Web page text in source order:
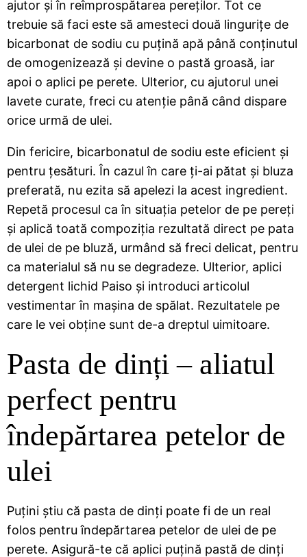
ajutor și în reîmprospătarea pereților. Tot ce
trebuie să faci este să amesteci două lingurițe de
bicarbonat de sodiu cu puțină apă până conținutul
de omogenizează și devine o pastă groasă, iar
apoi o aplici pe perete. Ulterior, cu ajutorul unei
lavete curate, freci cu atenție până când dispare
orice urmă de ulei.
Din fericire, bicarbonatul de sodiu este eficient și
pentru țesături. În cazul în care ți-ai pătat și bluza
preferată, nu ezita să apelezi la acest ingredient.
Repetă procesul ca în situația petelor de pe pereți
și aplică toată compoziția rezultată direct pe pata
de ulei de pe bluză, urmând să freci delicat, pentru
ca materialul să nu se degradeze. Ulterior, aplici
detergent lichid Paiso și introduci articolul
vestimentar în mașina de spălat. Rezultatele pe
care le vei obține sunt de-a dreptul uimitoare.
Pasta de dinți – aliatul
perfect pentru
îndepărtarea petelor de
ulei
Puțini știu că pasta de dinți poate fi de un real
folos pentru îndepărtarea petelor de ulei de pe
perete. Asigură-te că aplici puțină pastă de dinți